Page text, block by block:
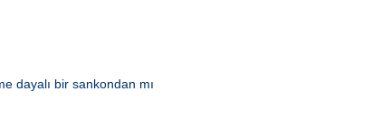
dayalı bir sankondan mı